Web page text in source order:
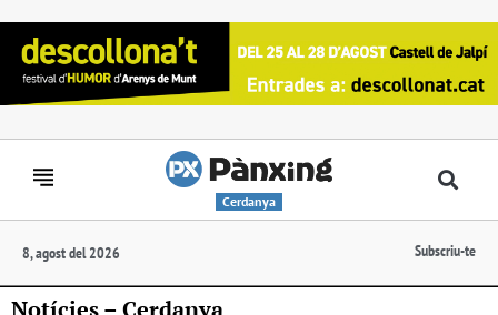
Cerdanya
8, agost del 2026 Subscriu-te
Notícies – Cerdanya